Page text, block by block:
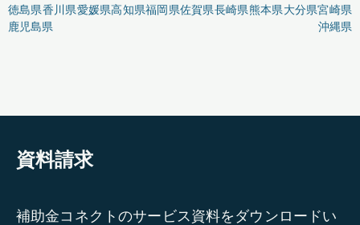
徳島県香川県愛媛県高知県福岡県佐賀県長崎県熊本県大分県宮崎県
鹿児島県
沖縄県
資料請求
補助金コネクトのサービス資料をダウンロードい